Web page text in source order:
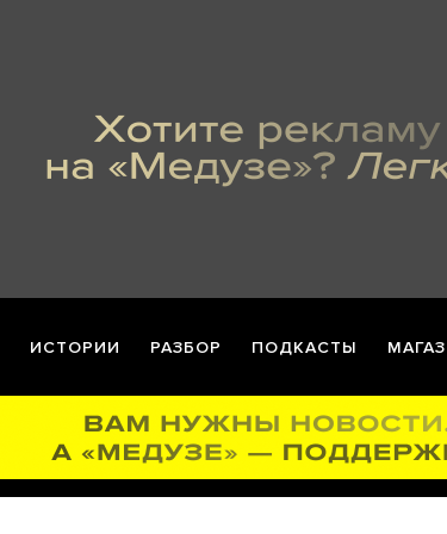
ИСТОРИИ РАЗБОР ПОДКАСТЫ МАГАЗ